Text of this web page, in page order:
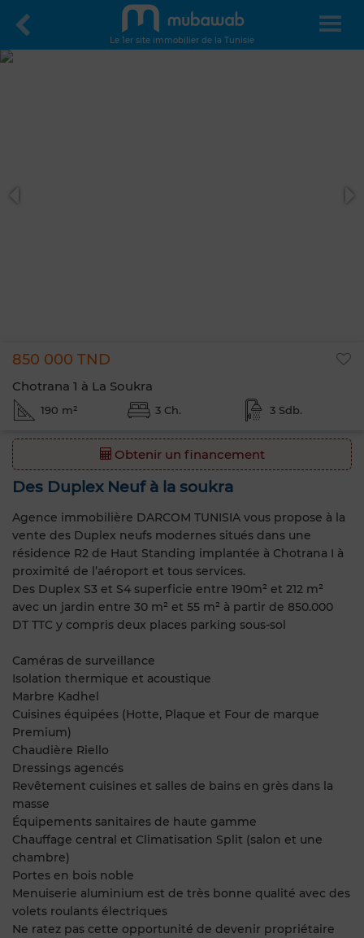
Le 1er site immobilier de la Tunisie
850 000 TND
Chotrana 1 à La Soukra
190 m² 3 Ch. 3 Sdb.
Obtenir un financement
Des Duplex Neuf à la soukra
Agence immobilière DARCOM TUNISIA vous propose à la
vente des Duplex neufs modernes situés dans une
résidence R2 de Haut Standing implantée à Chotrana I à
proximité de l’aéroport et tous services.
Des Duplex S3 et S4 superficie entre 190m² et 212 m²
avec un jardin entre 30 m² et 55 m² à partir de 850.000
DT TTC y compris deux places parking sous-sol
Caméras de surveillance
Isolation thermique et acoustique
Marbre Kadhel
Cuisines équipées (Hotte, Plaque et Four de marque
Premium)
Chaudière Riello
Dressings agencés
Revêtement cuisines et salles de bains en grès dans la
masse
Équipements sanitaires de haute gamme
Chauffage central et Climatisation Split (salon et une
chambre)
Portes en bois noble
Menuiserie aluminium est de très bonne qualité avec des
volets roulants électriques
Ne ratez pas cette opportunité de devenir propriétaire